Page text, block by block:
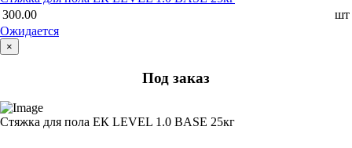
300.00
шт
Ожидается
×
Под заказ
Стяжка для пола ЕК LEVEL 1.0 BASE 25кг